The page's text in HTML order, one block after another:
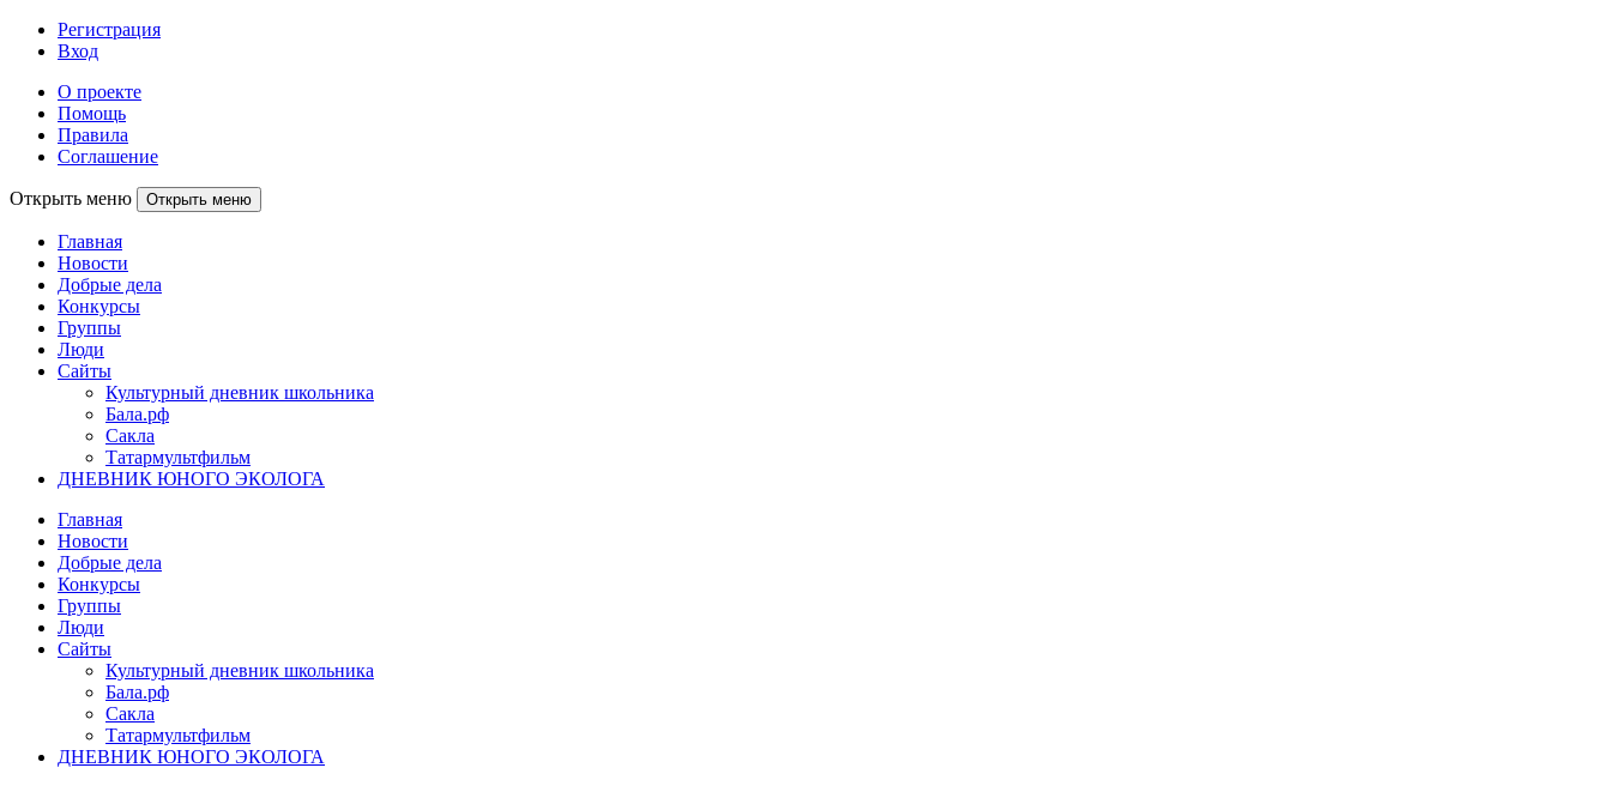
Регистрация
Вход
О проекте
Помощь
Правила
Соглашение
Открыть меню Открыть меню
Главная
Новости
Добрые дела
Конкурсы
Группы
Люди
Сайты
Культурный дневник школьника
Бала.рф
Сакла
Татармультфильм
ДНЕВНИК ЮНОГО ЭКОЛОГА
Главная
Новости
Добрые дела
Конкурсы
Группы
Люди
Сайты
Культурный дневник школьника
Бала.рф
Сакла
Татармультфильм
ДНЕВНИК ЮНОГО ЭКОЛОГА